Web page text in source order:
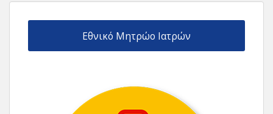
Εθνικό Μητρώο Ιατρών